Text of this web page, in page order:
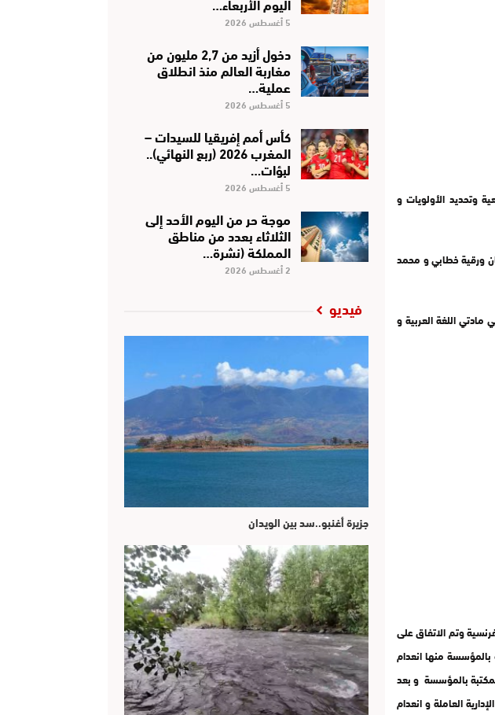
وتحديد الأولويات و
ورقية خطابي و محمد
اللغة العربية و
وتم الاتفاق على
بالمؤسسة منها انعدام
بالمؤسسة و بعد
العاملة و انعدام
5 أغسطس 2026
دخول أزيد من 2,7 مليون من
مغاربة العالم منذ انطلاق
عملية…
5 أغسطس 2026
كأس أمم إفريقيا للسيدات –
المغرب 2026 (ربع النهائي)..
لبؤات…
5 أغسطس 2026
موجة حر من اليوم الأحد إلى
الثلاثاء بعدد من مناطق
المملكة (نشرة…
2 أغسطس 2026
فيديو
جزيرة أغنبو..سد بين الويدان